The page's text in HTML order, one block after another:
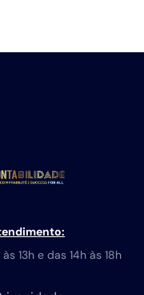
13h e das 14h às 18h